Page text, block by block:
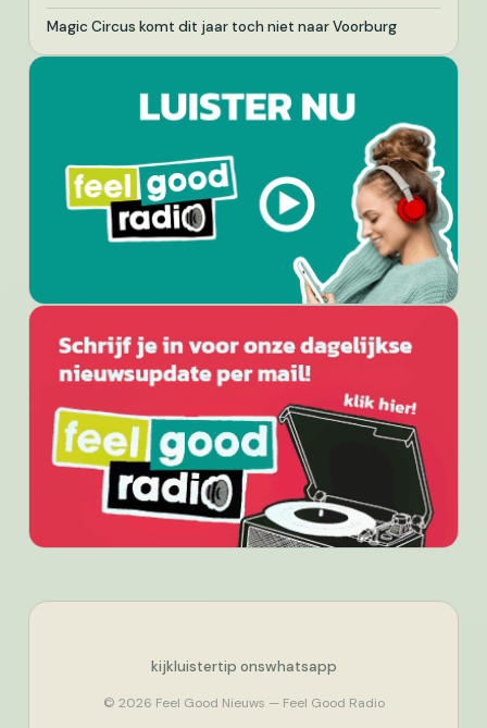
Magic Circus komt dit jaar toch niet naar Voorburg
kijkluistertip onswhatsapp
© 2026 Feel Good Nieuws — Feel Good Radio